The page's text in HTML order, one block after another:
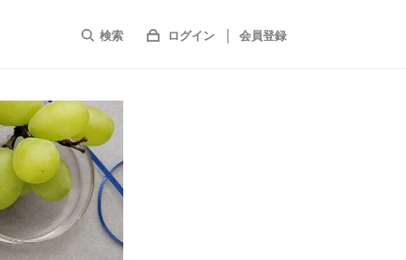
検索 ログイン 会員登録